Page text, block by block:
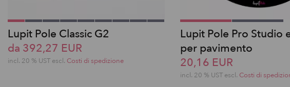
Lupit Pole Classic G2
da 392,27 EUR
incl. 20 % UST escl. Costi di spedizione
Lupit Pole Pro Studio
per pavimento
20,16 EUR
incl. 20 % UST escl. Costi di